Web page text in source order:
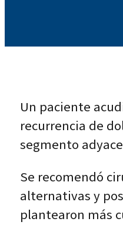
Un paciente
recurrencia de
segmento
Se recomendó
alternativas y
plantearon más